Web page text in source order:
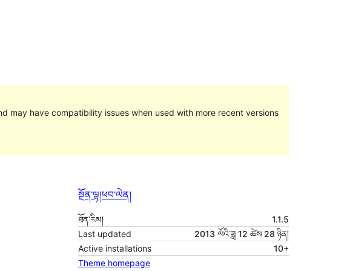
may have compatibility issues when used with more recent versions
སྔོན་ལྟ།ཕབ་ལེན།
ཐོན་རིམ།
1.1.5
Last updated
2013 ལོའི་ཟླ 12 ཚེས 28 ཉིན།
Active installations
10+
Theme homepage